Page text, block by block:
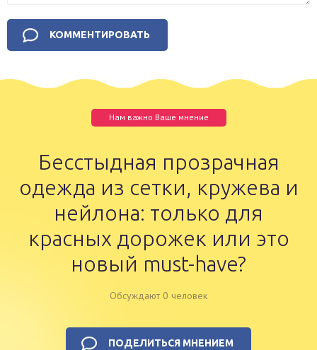
Нам важно Ваше мнение
Бесстыдная прозрачная
одежда из сетки, кружева и
нейлона: только для
красных дорожек или это
новый must-have?
Обсуждают 0 человек
ПОДЕЛИТЬСЯ МНЕНИЕМ